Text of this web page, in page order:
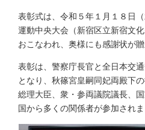
表彰式は、令和５年１月１８日
運動中央大会（新宿区立新宿文
おこなわれ、奥様にも感謝状が贈
表彰は、警察庁長官と全日本交
となり、秋篠宮皇嗣同妃両殿下
総理大臣、衆・参両議院議長、
国から多くの関係者が参加されま